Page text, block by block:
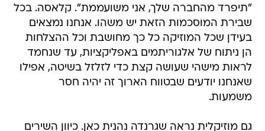
"תיפרד מהחברה שלך, אני משועממת". קלאסה. בכל
שבירת המוסכמות הזאת יש משהו. אנחנו נמצאים
בעידן שכל המוזיקה כל כך מחושבת וכל ההצלחות
הן ניתוח של אלגוריתמים באפליקציות, עד שנחמד
לראות מישהי שעושה קצת כדי לזלזל בשיטה, אפילו
שאנחנו יודעים שבטווח הארוך זה יהיה חסר
משמעות.
גם מוזיקלית נראה שגרנדה נהנית כאן. כיוון השירים